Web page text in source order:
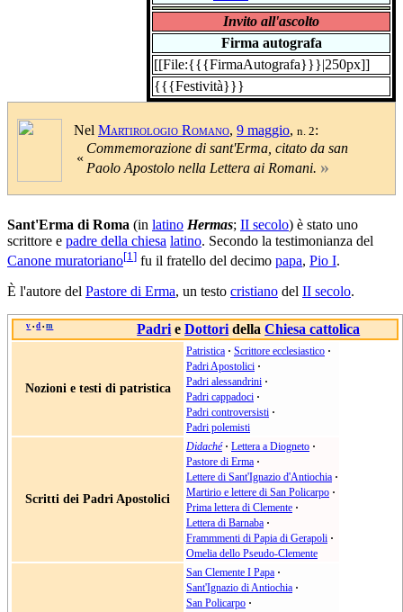
Invito all'ascolto
Firma autografa
[[File:{{{FirmaAutografa}}}|250px]]
{{{Festività}}}
Nel Martirologio Romano, 9 maggio, n. 2:
«
Commemorazione di sant'Erma, citato da san
Paolo Apostolo nella Lettera ai Romani. »
Sant'Erma di Roma (in latino Hermas; II secolo) è stato uno
scrittore e padre della chiesa latino. Secondo la testimonianza del
Canone muratoriano[1 ] fu il fratello del decimo papa, Pio I.
È l'autore del Pastore di Erma, un testo cristiano del II secolo.
v • d • m Padri eDottori dellaChiesa cattolica
Nozioni e testi di patristica
Patristica · Scrittore ecclesiastico ·
Padri Apostolici ·
Padri alessandrini ·
Padri cappadoci ·
Padri controversisti ·
Padri polemisti
Scritti dei Padri Apostolici
Didaché· Lettera a Diogneto ·
Pastore di Erma ·
Lettere di Sant'Ignazio d'Antiochia ·
Martirio e lettere di San Policarpo ·
Prima lettera di Clemente ·
Lettera di Barnaba ·
Frammmenti di Papia di Gerapoli ·
Omelia dello Pseudo-Clemente
San Clemente I Papa ·
Sant'Ignazio di Antiochia ·
San Policarpo ·